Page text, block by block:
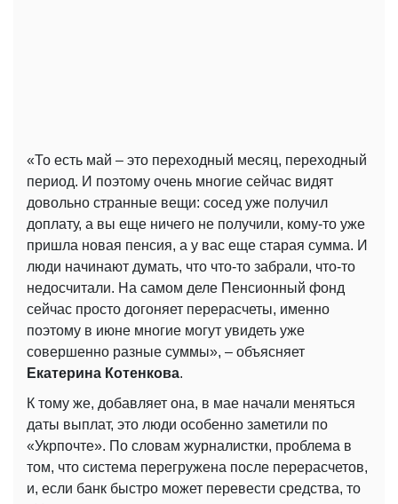
«То есть май – это переходный месяц, переходный
период. И поэтому очень многие сейчас видят
довольно странные вещи: сосед уже получил
доплату, а вы еще ничего не получили, кому-то уже
пришла новая пенсия, а у вас еще старая сумма. И
люди начинают думать, что что-то забрали, что-то
недосчитали. На самом деле Пенсионный фонд
сейчас просто догоняет перерасчеты, именно
поэтому в июне многие могут увидеть уже
совершенно разные суммы», – объясняет
Екатерина Котенкова.
К тому же, добавляет она, в мае начали меняться
даты выплат, это люди особенно заметили по
«Укрпочте». По словам журналистки, проблема в
том, что система перегружена после перерасчетов,
и, если банк быстро может перевести средства, то